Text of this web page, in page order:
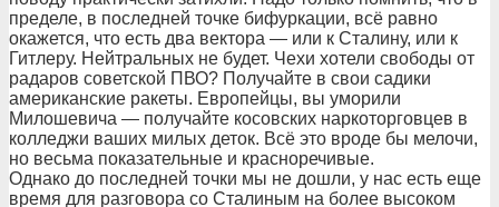
пределе, в последней точке бифуркации, всё равно
окажется, что есть два вектора — или к Сталину, или к
Гитлеру. Нейтральных не будет. Чехи хотели свободы от
радаров советской ПВО? Получайте в свои садики
американские ракеты. Европейцы, вы уморили
Милошевича — получайте косовских наркоторговцев в
колледжи ваших милых деток. Всё это вроде бы мелочи,
но весьма показательные и красноречивые.
Однако до последней точки мы не дошли, у нас есть еще
время для разговора со Сталиным на более высоком